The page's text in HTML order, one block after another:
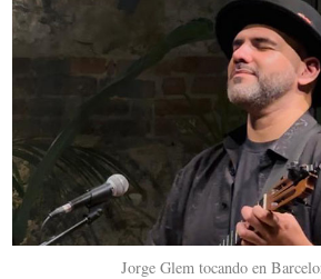
Jorge Glem tocando en